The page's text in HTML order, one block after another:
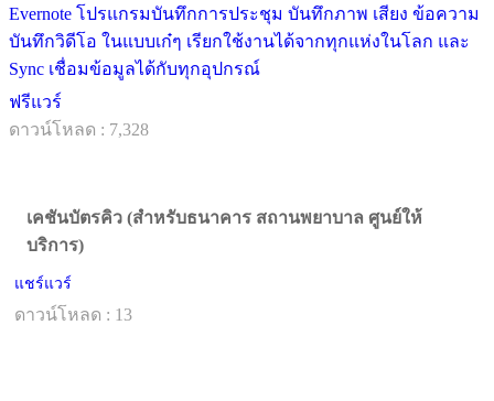
Evernote โปรแกรมบันทึกการประชุม บันทึกภาพ เสียง ข้อความ
บันทึกวิดีโอ ในแบบเก๋ๆ เรียกใช้งานได้จากทุกแห่งในโลก และ
Sync เชื่อมข้อมูลได้กับทุกอุปกรณ์
ฟรีแวร์
ดาวน์โหลด : 7,328
เคชันบัตรคิว (สำหรับธนาคาร สถานพยาบาล ศูนย์ให้
บริการ)
แชร์แวร์
ดาวน์โหลด : 13